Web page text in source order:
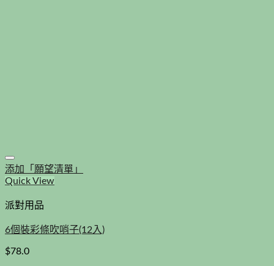
添加「願望清單」
Quick View
派對用品
6個裝彩條吹哨子(12入)
$78.0